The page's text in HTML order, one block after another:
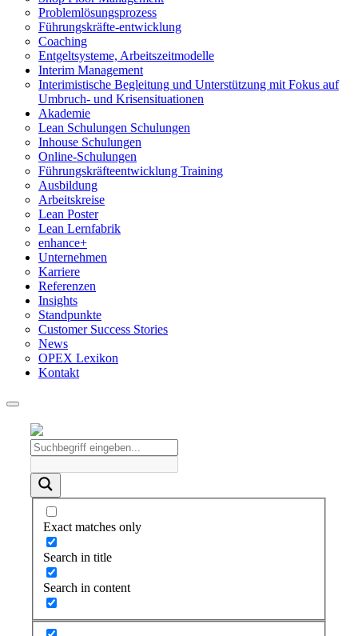
Problemlösungsprozess
Führungskräfte-entwicklung
Coaching
Entgeltsysteme, Arbeitszeitmodelle
Interim Management
Interimistische Begleitung und Unterstützung mit Fokus auf
Umbruch- und Krisensituationen
Akademie
Lean Schulungen Schulungen
Inhouse Schulungen
Online-Schulungen
Führungskräfteentwicklung Training
Ausbildung
Arbeitskreise
Lean Poster
Lean Lernfabrik
enhance+
Unternehmen
Karriere
Referenzen
Insights
Standpunkte
Customer Success Stories
News
OPEX Lexikon
Kontakt
Exact matches only
Search in title
Search in content